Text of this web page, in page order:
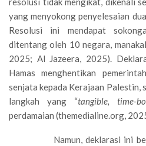
yang menyokong penyelesaian
Resolusi ini mendapat
ditentang oleh 10 negara,
2025; Al Jazeera, 2025).
Hamas menghentikan
senjata kepada Kerajaan Palestin,
langkah yang “tangible, time-
perdamaian (themedialine.org,
Namun, deklarasi ini